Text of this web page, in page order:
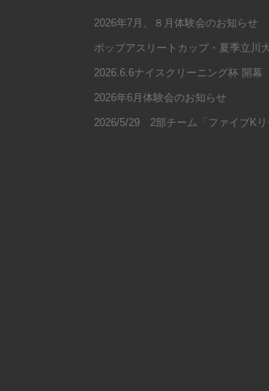
2026年7月、８月体験会のお知らせ
ポップアスリートカップ・夏季立川
2026.6.6ナイスクリーニング杯 開幕
2026年6月体験会のお知らせ
2026/5/29 2部チーム「ファイブKリ